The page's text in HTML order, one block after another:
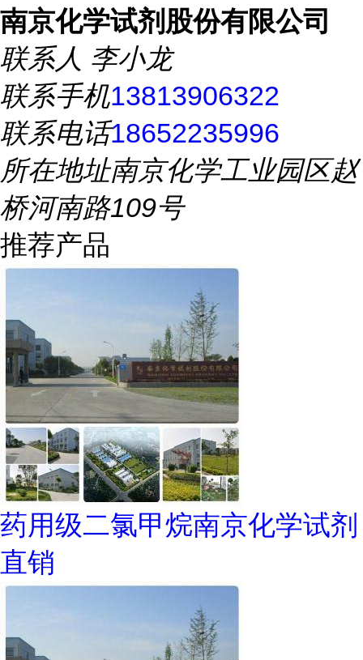
南京化学试剂股份有限公司
联系人 李小龙
联系手机13813906322
联系电话18652235996
所在地址南京化学工业园区赵
桥河南路109号
推荐产品
药用级二氯甲烷南京化学试剂
直销